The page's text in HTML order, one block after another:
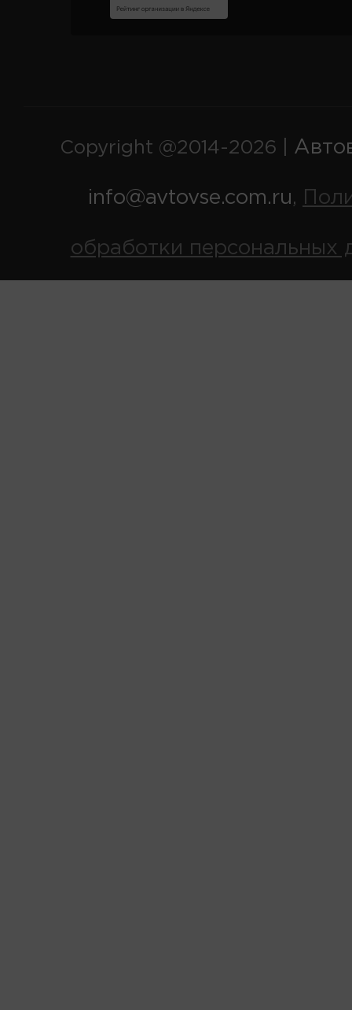
Copyright @2014-2026 |
info@avtovse.com.ru,
обработки персональных